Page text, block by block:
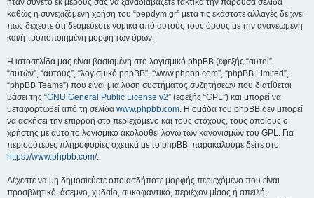
ήταν συνετό εκ μέρους σας να ξαναδιαβάζετε τακτικά την παρούσα σελίδα
καθώς η συνεχιζόμενη χρήση του “pepdym.gr” μετά τις εκάστοτε αλλαγές δείχνει
πως δέχεστε ότι δεσμεύεστε νομικά από αυτούς τους όρους με την ανανεωμένη
και/ή τροποποιημένη μορφή των όρων.
Η ιστοσελίδα μας είναι βασισμένη στο λογισμικό phpBB (εφεξής “αυτοί”,
“αυτών”, “αυτούς”, “λογισμικό phpBB”, “www.phpbb.com”, “phpBB Limited”,
“phpBB Teams”) που είναι μια λύση συστήματος συζητήσεων που διατίθεται
βάσει της “GNU General Public License v2” (εφεξής “GPL”) και μπορεί να
μεταφορτωθεί από τη σελίδα www.phpbb.com. Η ομάδα του phpBB δεν μπορεί
να ασκήσει την επιρροή στο περιεχόμενο και τους στόχους, τους οποίους ο
χρήστης με αυτό το λογισμικό ακολουθεί λόγω των κανονισμών του GPL. Για
περισσότερες πληροφορίες σχετικά με το phpBB, παρακαλούμε δείτε στο
https://www.phpbb.com/.
Δέχεστε να μη δημοσιεύετε οποιασδήποτε μορφής περιεχόμενο που είναι
προσβλητικό, άσεμνο, χυδαίο, συκοφαντικό, περιέχον μίσος ή απειλή,